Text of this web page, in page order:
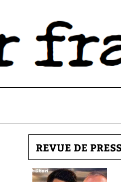
REVUE DE